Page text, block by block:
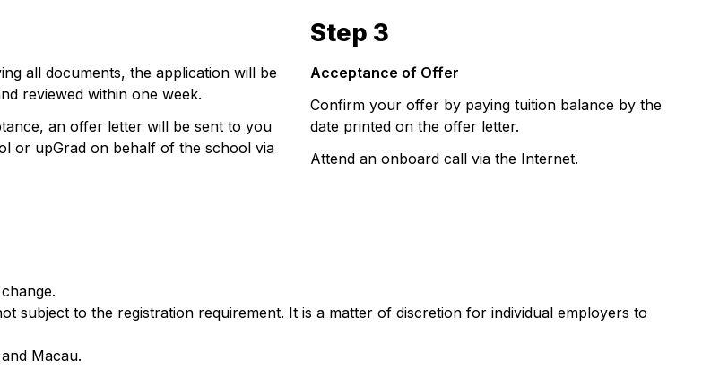
all documents, the application will be
reviewed within one week.
an offer letter will be sent to you
or upGrad on behalf of the school via
Step 3
Acceptance of Offer
Confirm your offer by paying tuition balance by the
date printed on the offer letter.
Attend an onboard call via the Internet.
subject to the registration requirement. It is a matter of discretion for individual employers to
Macau.